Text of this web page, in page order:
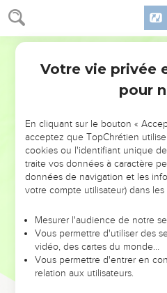
Deutéronome 28
extrémité de la terre à l'autre, et
que ni toi ni tes ancêtres n’avez
pierre.
Parmi ces nations, tu ne
pas un lieu de repos pour la
donnera un cœur inquiet, des
découragée.
Ta vie sera comme
trembleras la nuit et le jour, tu
l’existence.
A cause de la frayeur qui
seulement c’était le soir !’et tu
c’était le matin !’
L'Eternel te ramènera par
chemin dont je t'avais dit : ‘Tu ne
Votre vie privée
pour
En cliquant sur le bouton «
acceptez que TopChrétien
cookies ou l'identifiant unique
traite vos données à caractère
données de navigation et les
votre compte utilisateur) dans les
Mesurer l'audience de notre
Vous permettre d'utiliser des
vidéo, des cartes du monde…
Vous permettre d'entrer en
relation aux utilisateurs.